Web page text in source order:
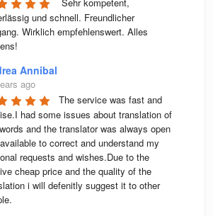
Sehr kompetent,
und schnell. Freundlicher
Wirklich empfehlenswert. Alles
Annibal
ago
The service was fast and
had some issues about translation of
and the translator was always open
to correct and understand my
requests and wishes.Due to the
cheap price and the quality of the
i will defenitly suggest it to other